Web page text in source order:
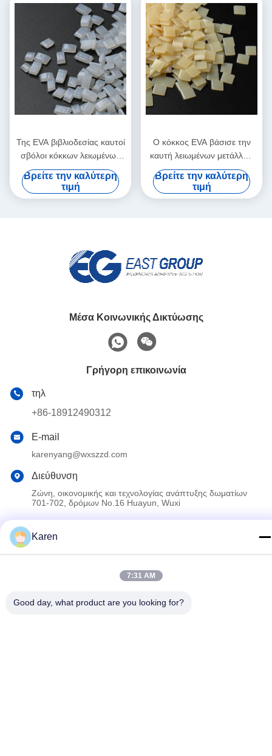
Της EVA βιβλιοδεσίας καυτοί
σβόλοι κόκκων λειωμένων
μετάλλων συγκολλητικοί
διαφανείς άσπροι
Βρείτε την καλύτερη
τιμή
Ο κόκκος EVA βάσισε την
καυτή λειωμένων μετάλλων
συγκολλητική κόλλα
λειωμένων μετάλλων της
EVA καυτή για τη βιβλιοδεσία
Βρείτε την καλύτερη
τιμή
Μέσα Κοινωνικής Δικτύωσης
Γρήγορη επικοινωνία
τηλ
+86-18912490312
E-mail
karenyang@wxszzd.com
Διεύθυνση
Ζώνη, οικονομικής και τεχνολογίας ανάπτυξης δωματίων
701-702, δρόμων No.16 Huayun, Wuxi
Προμηθευτής. 2022-2026 Wuxi East Group Trading Co.,Ltd Όλα.
Karen
7:31 AM
Good day, what product are you looking for?